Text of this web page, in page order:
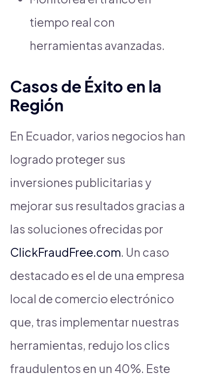
tiempo real con
herramientas avanzadas.
Casos de Éxito en la
Región
En Ecuador, varios negocios han
logrado proteger sus
inversiones publicitarias y
mejorar sus resultados gracias a
las soluciones ofrecidas por
ClickFraudFree.com. Un caso
destacado es el de una empresa
local de comercio electrónico
que, tras implementar nuestras
herramientas, redujo los clics
fraudulentos en un 40%. Este